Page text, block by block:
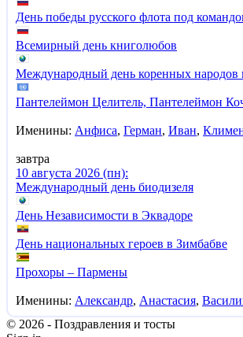
День победы русского флота под
Всемирный день книголюбов
Международный день коренных народов
Пантелеймон Целитель, Пантелеймон
Именины: Анфиса, Герман, Иван,
завтра
10 августа 2026 (пн):
Международный день биодизеля
День Независимости в Эквадоре
День национальных героев в Зимбабве
Прохоры – Пармены
Именины: Александр, Анастасия,
© 2026 - Поздравления и тосты